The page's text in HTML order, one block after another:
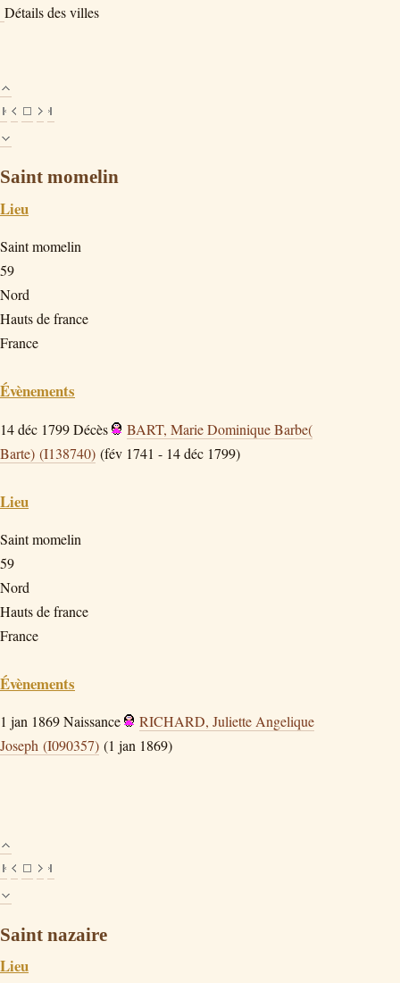
Détails des villes
Saint momelin
Lieu
Saint momelin
59
Nord
Hauts de france
France
Évènements
14 déc 1799Décès
BART, Marie Dominique Barbe(
Barte) (I138740) (fév 1741 - 14 déc 1799)
Lieu
Saint momelin
59
Nord
Hauts de france
France
Évènements
1 jan 1869Naissance
RICHARD, Juliette Angelique
Joseph (I090357) (1 jan 1869)
Saint nazaire
Lieu